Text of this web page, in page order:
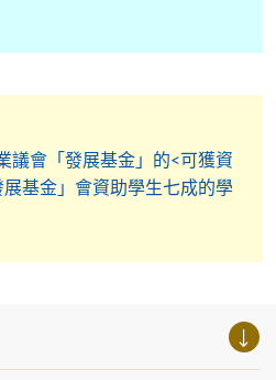
議會「發展基金」的<可獲資
基金」會資助學生七成的學